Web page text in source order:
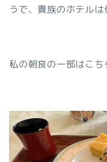
うで、貴族のホテルは
私の朝食の一部はこ